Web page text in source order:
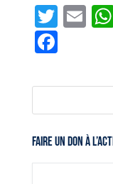
T
w
itt
er
E
l
F
c
e
b
o
Faire un don à